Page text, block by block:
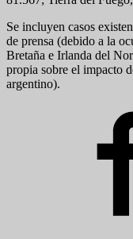
Se incluyen casos
de prensa (debido a la
Bretaña e Irlanda del
propia sobre el impacto
argentino).